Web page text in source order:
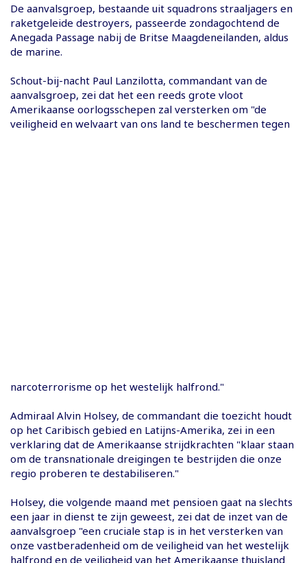
De aanvalsgroep, bestaande uit squadrons straaljagers en
raketgeleide destroyers, passeerde zondagochtend de
Anegada Passage nabij de Britse Maagdeneilanden, aldus
de marine.
Schout-bij-nacht Paul Lanzilotta, commandant van de
aanvalsgroep, zei dat het een reeds grote vloot
Amerikaanse oorlogsschepen zal versterken om "de
veiligheid en welvaart van ons land te beschermen tegen
narcoterrorisme op het westelijk halfrond."
Admiraal Alvin Holsey, de commandant die toezicht houdt
op het Caribisch gebied en Latijns-Amerika, zei in een
verklaring dat de Amerikaanse strijdkrachten "klaar staan ​​
om de transnationale dreigingen te bestrijden die onze
regio proberen te destabiliseren."
Holsey, die volgende maand met pensioen gaat na slechts
een jaar in dienst te zijn geweest, zei dat de inzet van de
aanvalsgroep "een cruciale stap is in het versterken van
onze vastberadenheid om de veiligheid van het westelijk
halfrond en de veiligheid van het Amerikaanse thuisland